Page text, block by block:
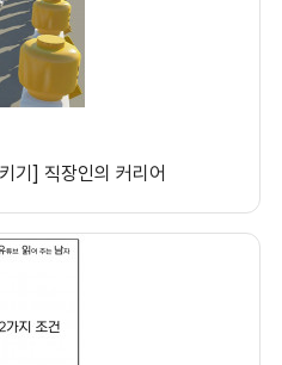
기] 직장인의 커리어